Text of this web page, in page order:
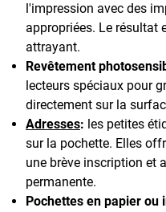
l'impression avec des
appropriées. Le résultat
attrayant.
Revêtement
lecteurs spéciaux pour
directement sur la
Adresses: les petites
sur la pochette. Elles
une brève inscription et
permanente.
Pochettes en papier ou